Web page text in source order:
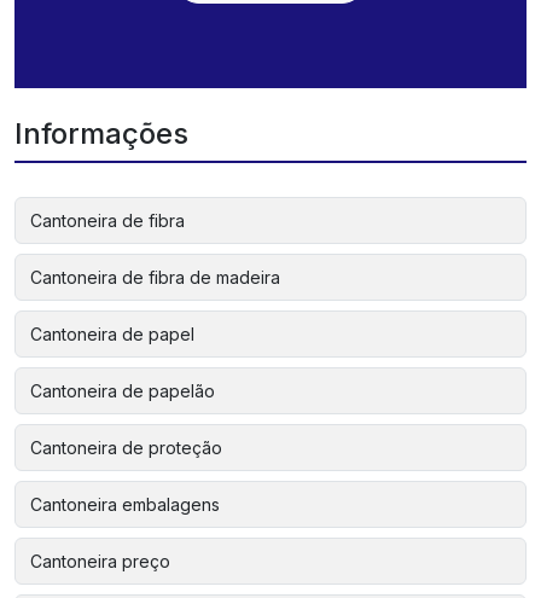
Informações
Cantoneira de fibra
Cantoneira de fibra de madeira
Cantoneira de papel
Cantoneira de papelão
Cantoneira de proteção
Cantoneira embalagens
Cantoneira preço